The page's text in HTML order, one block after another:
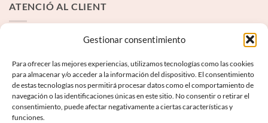
Gestionar consentimiento
Para ofrecer las mejores experiencias, utilizamos tecnologías como las cookies
para almacenar y/o acceder a la información del dispositivo. El consentimiento
de estas tecnologías nos permitirá procesar datos como el comportamiento de
navegación o las identificaciones únicas en este sitio. No consentir o retirar el
consentimiento, puede afectar negativamente a ciertas características y
funciones.
ATENCIÓ AL CLIENT
INFORMACIÓ LEGAL
Avís Legal